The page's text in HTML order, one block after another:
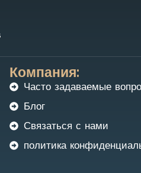
Компания:
Часто задаваемые
Блог
Связаться с нами
политика